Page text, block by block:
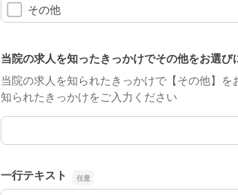
その他
当院の求人を知ったきっかけでその他をお選び
当院の求人を知られたきっかけで【その他】を
知られたきっかけをご入力ください
当院の求人を知ったきっかけでその他をお選び
一行テキスト